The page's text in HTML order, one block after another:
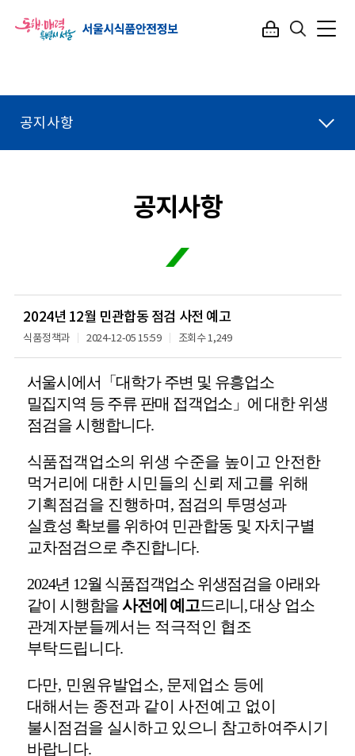
공지사항
공지사항
2024년 12월 민관합동 점검 사전 예고
식품정책과 2024-12-05 15:59 조회수 1,249
서울시에서 「대학가 주변 및 유흥업소
밀집지역 등 주류 판매 접객업소 」 에 대한 위생
점검을 시행합니다.
식품접객업소의 위생 수준을 높이고 안전한
먹거리에 대한 시민들의 신뢰 제고를 위해
기획점검을 진행하며, 점검의 투명성과
실효성 확보를 위하여 민관합동 및 자치구별
교차점검으로 추진합니다.
2024년 12월 식품접객업소 위생점검을 아래와
같이 시행함을사전에 예고드리니,대상 업소
관계자분들께서는 적극적인 협조
부탁드립니다.
다만, 민원유발업소, 문제업소 등에
대해서는 종전과 같이 사전예고 없이
불시점검을 실시하고 있으니 참고하여주시기
바랍니다.